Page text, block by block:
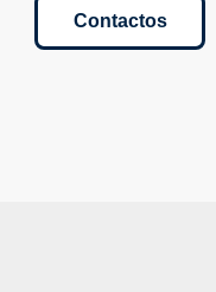
Contactos